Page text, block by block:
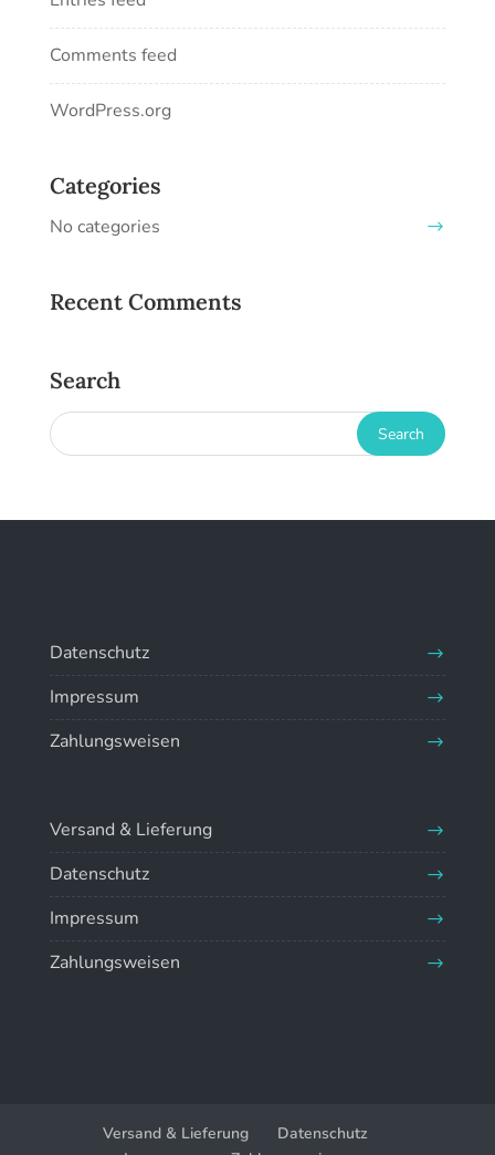
Comments feed
WordPress.org
Categories
No categories
Recent Comments
Search
Datenschutz
Impressum
Zahlungsweisen
Versand & Lieferung
Datenschutz
Impressum
Zahlungsweisen
Versand & Lieferung
Datenschutz